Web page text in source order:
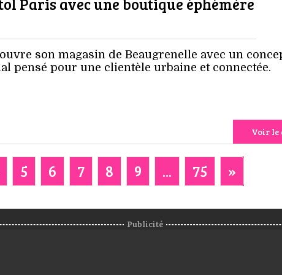
son magasin de Beaugrenelle avec un
pensé pour une clientèle urbaine et connectée.
Voir le
5 6 7 8 9 ... 75 »
Publicité